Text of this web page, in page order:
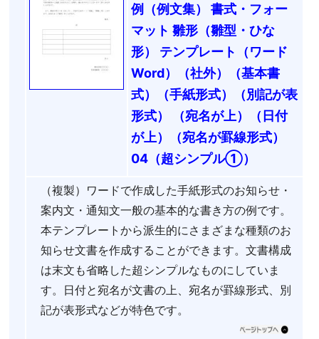
例（例文集） 書式・フォー
マット 雛形（雛型・ひな
形） テンプレート（ワード
Word）（社外）（基本書
式）（手紙形式）（別記が表
形式） （宛名が上）（日付
が上）（宛名が罫線形式）
04（超シンプル①）
（複製）ワードで作成した手紙形式のお知らせ・
案内文・通知文一般の基本的な書き方の例です。
本テンプレートから派生的にさまざまな種類のお
知らせ文書を作成することができます。文書構成
は末文も省略した超シンプルなものにしていま
す。日付と宛名が文書の上、宛名が罫線形式、別
記が表形式などが特色です。